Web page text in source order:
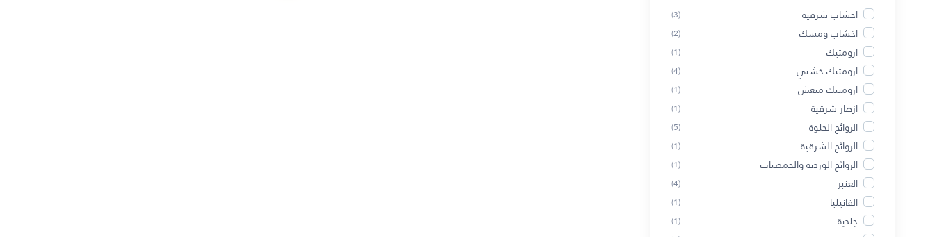
اخشاب شرقية (3)
اخشاب ومسك (2)
ارومتيك (1)
ارومتيك خشبي (4)
ارومتيك منعش (1)
ازهار شرقية (1)
الروائح الحلوة (5)
الروائح الشرقية (1)
الروائح الوردية والحمضيات (1)
العنبر (4)
الفانيليا (1)
جلدية (1)